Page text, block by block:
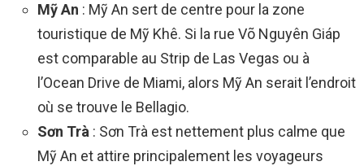
Mỹ An : Mỹ An sert de centre pour la zone
touristique de Mỹ Khê. Si la rue Võ Nguyên Giáp
est comparable au Strip de Las Vegas ou à
l’Ocean Drive de Miami, alors Mỹ An serait l’endroit
où se trouve le Bellagio.
Sơn Trà : Sơn Trà est nettement plus calme que
Mỹ An et attire principalement les voyageurs